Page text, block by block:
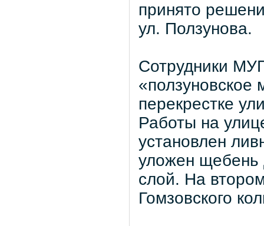
принято
ул. Ползунова.
Сотрудники
«ползуновское
перекрестке
Работы на
установлен
уложен щебень
слой. На
Гомзовского